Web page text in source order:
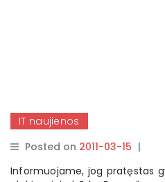
IT naujienos
Posted on 2011-03-15 |
Informuojame, jog pratęstas